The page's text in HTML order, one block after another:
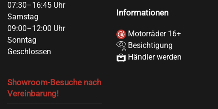
07:30–16:45 Uhr
Samstag
09:00–12:00 Uhr
Sonntag
Geschlossen
Showroom-Besuche nach
Vereinbarung!
Informationen
Motorräder 16+
Besichtigung
Händler werden